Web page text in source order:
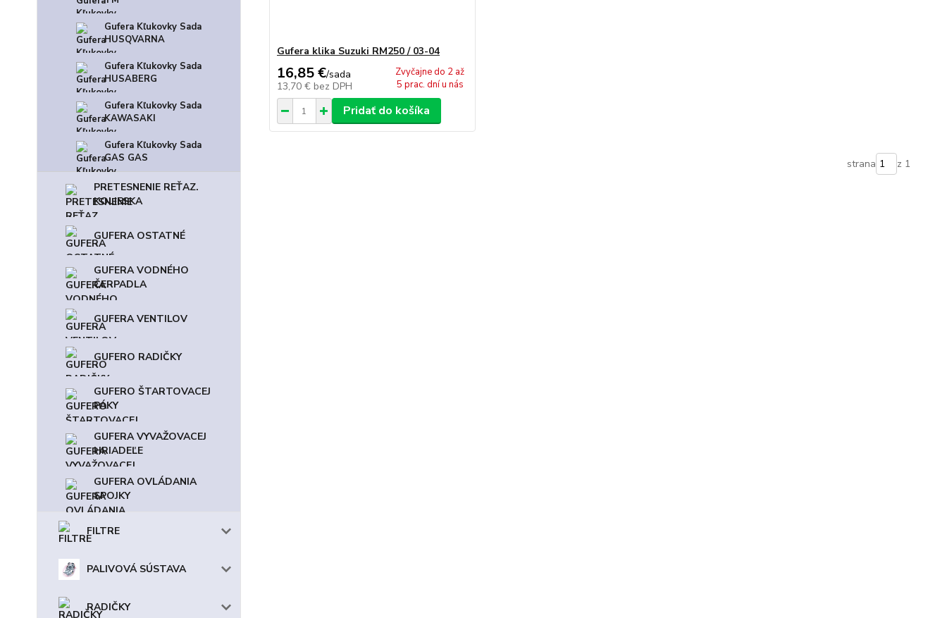
Gufera Kľukovky Sada
HUSQVARNA
Gufera Kľukovky Sada
HUSABERG
Gufera Kľukovky Sada
KAWASAKI
Gufera Kľukovky Sada
GAS GAS
PRETESNENIE REŤAZ.
KOLIESKA
GUFERA OSTATNÉ
GUFERA VODNÉHO
ČERPADLA
GUFERA VENTILOV
GUFERO RADIČKY
GUFERO ŠTARTOVACEJ
PÁKY
GUFERA VYVAŽOVACEJ
HRIADEĽE
GUFERA OVLÁDANIA
SPOJKY
FILTRE
PALIVOVÁ SÚSTAVA
RADIČKY
Gufera klika Suzuki RM250 / 03-04
16,85 €/sada
13,70 € bez DPH
Zvyčajne do 2 až
5 prac. dní u nás
Pridať do košíka
strana z 1